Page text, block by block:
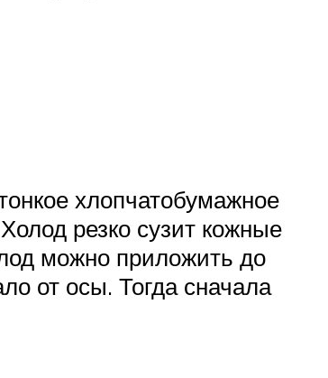
хлопчатобумажное
резко сузит кожные
можно приложить до
от осы. Тогда сначала